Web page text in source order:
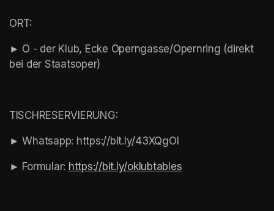
ORT:
► O - der Klub, Ecke Operngasse/Opernring (direkt
bei der Staatsoper)
TISCHRESERVIERUNG:
► Whatsapp: https://bit.ly/43XQgOl
► Formular: (opens in a new tab)
https://bit.ly/oklubtables